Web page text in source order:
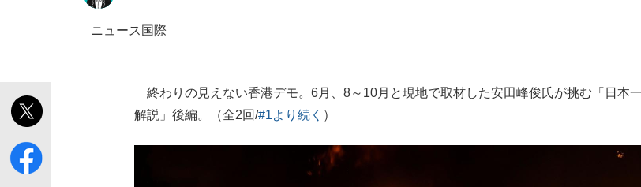
「目標達成できなかったからと言って…」サッカー日本代表・森保一監督...
ニュース 国際
終わりの見えない香港デモ。6月、8～10月と現地で取材した安田峰俊氏が挑む「日本
解説」後編。（全2回/#1より続く ）